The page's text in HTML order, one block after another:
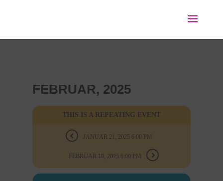
FEBRUAR, 2025
THIS IS A REPEATING EVENT
JANUAR 21, 2025 6:00 PM
FEBRUAR 18, 2025 6:00 PM